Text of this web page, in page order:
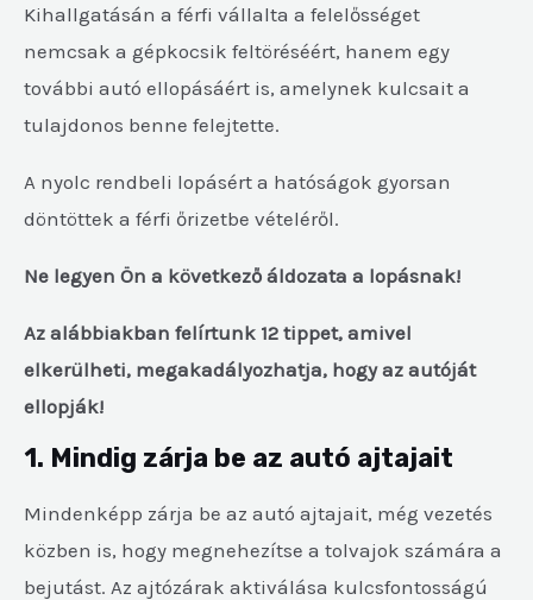
Kihallgatásán a férfi vállalta a felelősséget
nemcsak a gépkocsik feltöréséért, hanem egy
további autó ellopásáért is, amelynek kulcsait a
tulajdonos benne felejtette.
A nyolc rendbeli lopásért a hatóságok gyorsan
döntöttek a férfi őrizetbe vételéről.
Ne legyen Ön a következő áldozata a lopásnak!
Az alábbiakban felírtunk 12 tippet, amivel
elkerülheti, megakadályozhatja, hogy az autóját
ellopják!
1. Mindig zárja be az autó ajtajait
Mindenképp zárja be az autó ajtajait, még vezetés
közben is, hogy megnehezítse a tolvajok számára a
bejutást. Az ajtózárak aktiválása kulcsfontosságú